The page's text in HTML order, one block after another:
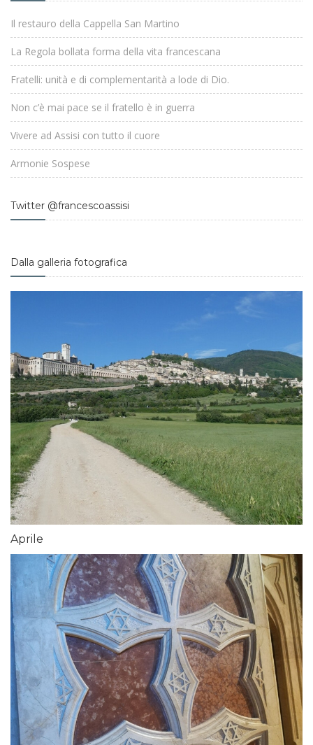
Il restauro della Cappella San Martino
La Regola bollata forma della vita francescana
Fratelli: unità e di complementarità a lode di Dio.
Non c’è mai pace se il fratello è in guerra
Vivere ad Assisi con tutto il cuore
Armonie Sospese
Twitter @francescoassisi
Dalla galleria fotografica
Aprile